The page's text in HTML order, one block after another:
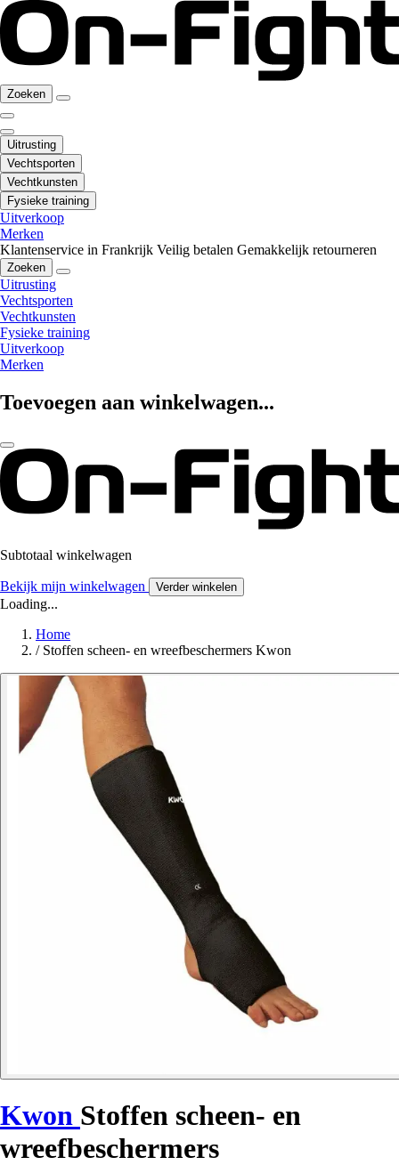
Zoeken
Uitrusting
Vechtsporten
Vechtkunsten
Fysieke training
Uitverkoop
Merken
Klantenservice in Frankrijk Veilig betalen Gemakkelijk retourneren
Zoeken
Uitrusting
Vechtsporten
Vechtkunsten
Fysieke training
Uitverkoop
Merken
Toevoegen aan winkelwagen...
Subtotaal winkelwagen
Bekijk mijn winkelwagen Verder winkelen
Loading...
Home
/ Stoffen scheen- en wreefbeschermers Kwon
Kwon Stoffen scheen- en
wreefbeschermers